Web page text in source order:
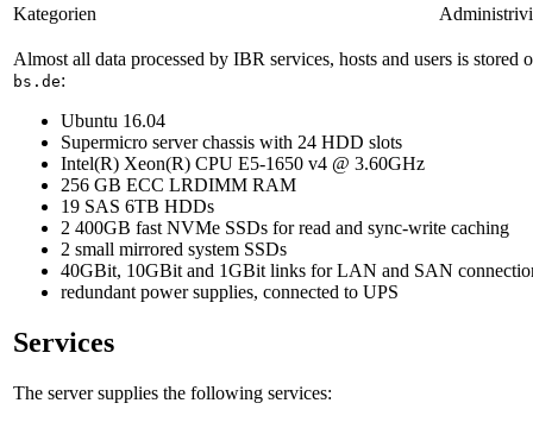
Kategorien
Almost all data processed by IBR services, hosts and users is stored
bs.de:
Ubuntu 16.04
Supermicro server chassis with 24 HDD slots
Intel(R) Xeon(R) CPU E5-1650 v4 @ 3.60GHz
256 GB ECC LRDIMM RAM
19 SAS 6TB HDDs
2 400GB fast NVMe SSDs for read and sync-write caching
2 small mirrored system SSDs
40GBit, 10GBit and 1GBit links for LAN and SAN
redundant power supplies, connected to UPS
Services
The server supplies the following services: